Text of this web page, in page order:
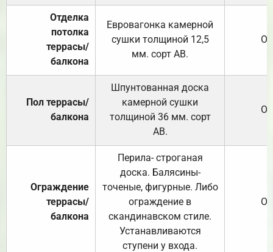
Отделка
потолка
террасы/
балкона
Евровагонка камерной
сушки толщиной 12,5
мм. сорт АВ.
Пол террасы/
балкона
Шпунтованная доска
камерной сушки
толщиной 36 мм. сорт
АВ.
Ограждение
террасы/
балкона
Перила- строганая
доска. Балясины-
точеные, фигурные. Либо
ограждение в
скандинавском стиле.
Устанавливаются
ступени у входа.